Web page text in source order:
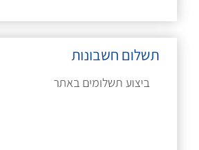
תשלום חשבונות
ביצוע תשלומים באתר